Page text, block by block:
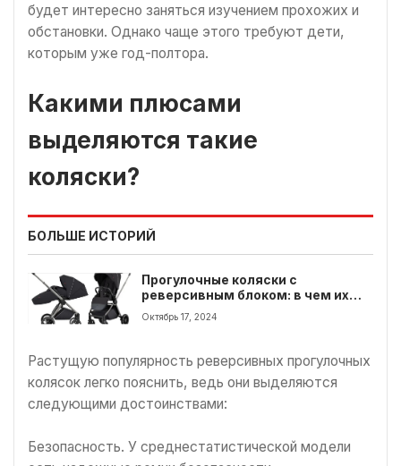
будет интересно заняться изучением прохожих и
обстановки. Однако чаще этого требуют дети,
которым уже год-полтора.
Какими плюсами
выделяются такие
коляски?
БОЛЬШЕ ИСТОРИЙ
Прогулочные коляски с
реверсивным блоком: в чем их
преимущества и как выбрать
Октябрь 17, 2024
Растущую популярность реверсивных прогулочных
колясок легко пояснить, ведь они выделяются
следующими достоинствами:
Безопасность. У среднестатистической модели